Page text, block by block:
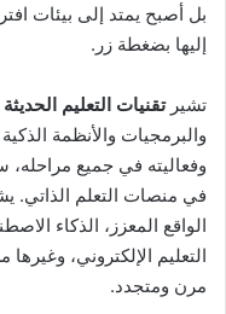
بل أصبح يمتد إلى بيئات
إليها بضغطة زر.
تشيرتقنيات التعليم الحديثة
والبرمجيات والأنظمة
وفعاليته في جميع
في منصات التعلم الذاتي.
الواقع المعزز، الذكاء
التعليم الإلكتروني،
مرن ومتجدد.